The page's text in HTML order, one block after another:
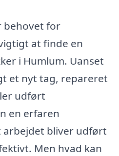
behovet for
at finde en
i Humlum. Uanset
et nyt tag, repareret
udført
en erfaren
bliver udført
Men hvad kan